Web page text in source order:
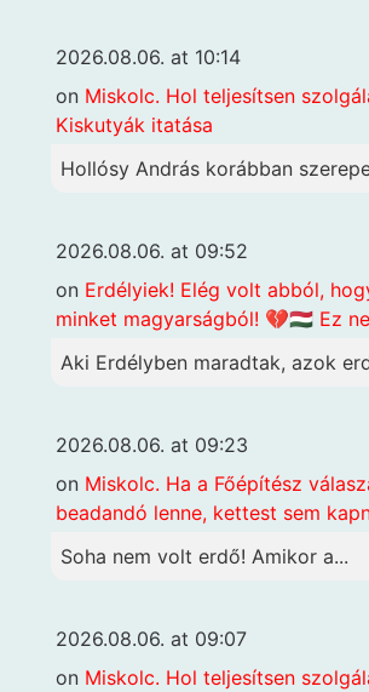
2026.08.06. at 10:14
on Miskolc. Hol teljesítsen
Kiskutyák itatása
Hollósy András korábban
2026.08.06. at 09:52
on Erdélyiek! Elég volt abból,
minket magyarságból! 💔🇭🇺 Ez
Aki Erdélyben maradtak, azok
2026.08.06. at 09:23
on Miskolc. Ha a Főépítész
beadandó lenne, kettest sem
Soha nem volt erdő! Amikor a...
2026.08.06. at 09:07
on Miskolc. Hol teljesítsen